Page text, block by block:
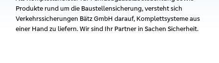
Produkte rund um die Baustellensicherung, versteht sich
Verkehrssicherungen Bätz GmbH darauf, Komplettsysteme aus
einer Hand zu liefern. Wir sind Ihr Partner in Sachen Sicherheit.